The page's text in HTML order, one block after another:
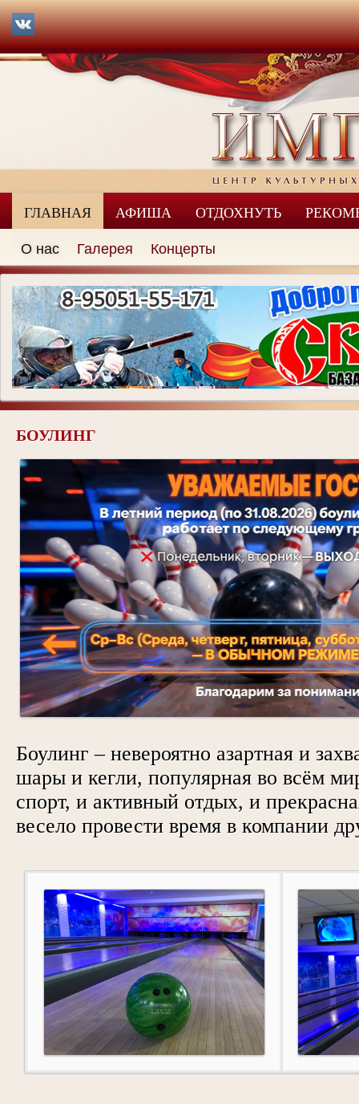
ГЛАВНАЯ
О нас Галерея Концерты
АФИША ОТДОХНУТЬ
БОУЛИНГ
Боулинг – невероятно азартная и
шары и кегли, популярная во всём
спорт, и активный отдых, и
весело провести время в компании